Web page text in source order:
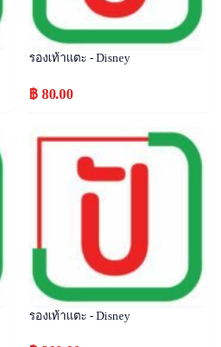
รองเท้าแตะ - Disney
฿ 80.00
Popular
รองเท้าแตะ - Disney